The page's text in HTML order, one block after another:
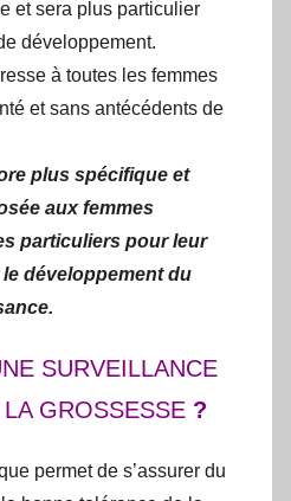
et sera plus particulier
développement.
à toutes les femmes
et sans antécédents de
plus spécifique et
aux femmes
particuliers pour leur
développement du
SURVEILLANCE
GROSSESSE ?
permet de s’assurer du